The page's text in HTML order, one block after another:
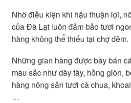
Nhờ điều kiện khí hậu thuận lợi,
của Đà Lạt luôn đảm bảo tươi
hàng không thể thiếu tại chợ đêm.
Những gian hàng được bày bán
màu sắc như dây tây, hồng giòn,
hàng nông sản tươi cà chua,
…